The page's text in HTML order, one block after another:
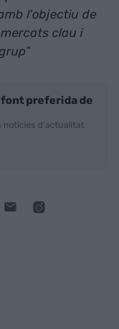
l'objectiu de
clau i
font preferida de
notícies d'actualitat